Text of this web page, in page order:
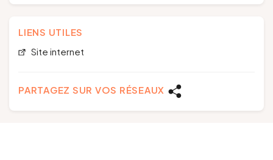
LIENS UTILES
Site internet
PARTAGEZ SUR VOS RÉSEAUX